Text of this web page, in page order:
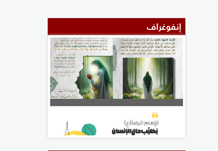
إنفوغراف